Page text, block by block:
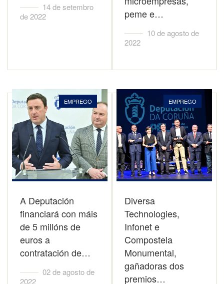
14 de setembro
de 2022
peme e…
10 de agosto de
2022
EMPREGO
A Deputación
financiará con máis
de 5 millóns de
euros a
contratación de…
02 de agosto de
2022
EMPREGO
Diversa
Technologies,
Infonet e
Compostela
Monumental,
gañadoras dos
premios…